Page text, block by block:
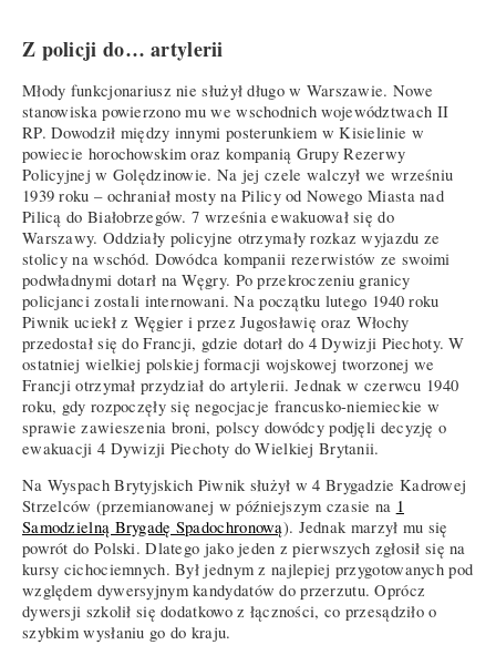
Z policji do… artylerii
Młody funkcjonariusz nie służył długo w Warszawie. Nowe
stanowiska powierzono mu we wschodnich województwach II
RP. Dowodził między innymi posterunkiem w Kisielinie w
powiecie horochowskim oraz kompanią Grupy Rezerwy
Policyjnej w Golędzinowie. Na jej czele walczył we wrześniu
1939 roku – ochraniał mosty na Pilicy od Nowego Miasta nad
Pilicą do Białobrzegów. 7 września ewakuował się do
Warszawy. Oddziały policyjne otrzymały rozkaz wyjazdu ze
stolicy na wschód. Dowódca kompanii rezerwistów ze swoimi
podwładnymi dotarł na Węgry. Po przekroczeniu granicy
policjanci zostali internowani. Na początku lutego 1940 roku
Piwnik uciekł z Węgier i przez Jugosławię oraz Włochy
przedostał się do Francji, gdzie dotarł do 4 Dywizji Piechoty. W
ostatniej wielkiej polskiej formacji wojskowej tworzonej we
Francji otrzymał przydział do artylerii. Jednak w czerwcu 1940
roku, gdy rozpoczęły się negocjacje francusko-niemieckie w
sprawie zawieszenia broni, polscy dowódcy podjęli decyzję o
ewakuacji 4 Dywizji Piechoty do Wielkiej Brytanii.
Na Wyspach Brytyjskich Piwnik służył w 4 Brygadzie Kadrowej
Strzelców (przemianowanej w późniejszym czasie na 1
Samodzielną Brygadę Spadochronową). Jednak marzył mu się
powrót do Polski. Dlatego jako jeden z pierwszych zgłosił się na
kursy cichociemnych. Był jednym z najlepiej przygotowanych pod
względem dywersyjnym kandydatów do przerzutu. Oprócz
dywersji szkolił się dodatkowo z łączności, co przesądziło o
szybkim wysłaniu go do kraju.